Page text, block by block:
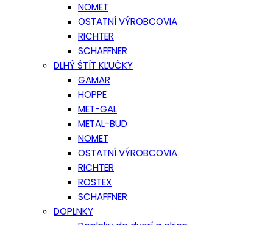
NOMET
OSTATNÍ VÝROBCOVIA
RICHTER
SCHAFFNER
DLHÝ ŠTÍT KĽUČKY
GAMAR
HOPPE
MET-GAL
METAL-BUD
NOMET
OSTATNÍ VÝROBCOVIA
RICHTER
ROSTEX
SCHAFFNER
DOPLNKY